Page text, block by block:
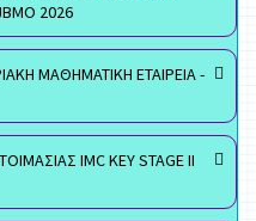
2026
ΜΑΘΗΜΑΤΙΚΗ ΕΤΑΙΡΕΙΑ -
IMC KEY STAGE II